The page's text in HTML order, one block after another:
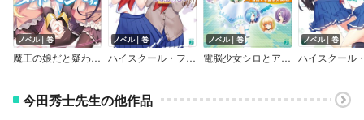
ノベル｜巻
魔王の娘だと疑われてタイヘンです！
ノベル｜巻
ハイスクール・フリート あらいばるっ
ノベル｜巻
電脳少女シロとアイドル部の清楚な日常
ノベル｜巻
今田秀士先生の他作品